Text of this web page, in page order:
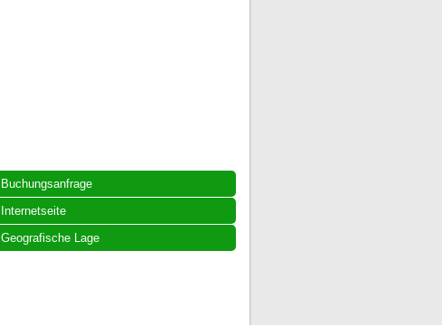
Buchungsanfrage
Internetseite
Geografische Lage